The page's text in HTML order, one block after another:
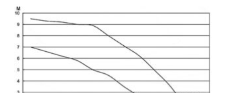
Működési tartomány: 22 m3/h H=10m - Tápfeszültség: 230
V